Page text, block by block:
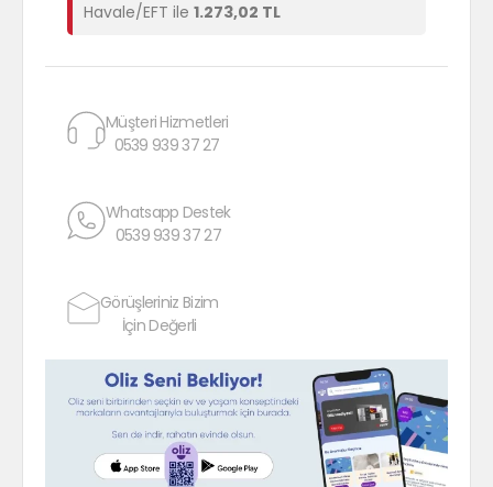
Havale/EFT ile 1.273,02 TL
Müşteri Hizmetleri
0539 939 37 27
Whatsapp Destek
0539 939 37 27
Görüşleriniz Bizim
İçin Değerli